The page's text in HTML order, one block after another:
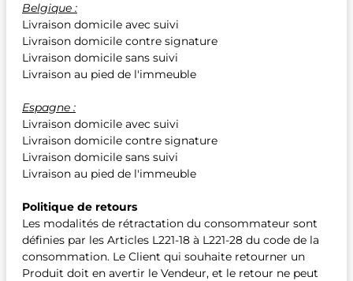
Belgique :
Livraison domicile avec suivi
Livraison domicile contre signature
Livraison domicile sans suivi
Livraison au pied de l'immeuble
Espagne :
Livraison domicile avec suivi
Livraison domicile contre signature
Livraison domicile sans suivi
Livraison au pied de l'immeuble
Politique de retours
Les modalités de rétractation du consommateur sont
définies par les Articles L221-18 à L221-28 du code de la
consommation. Le Client qui souhaite retourner un
Produit doit en avertir le Vendeur, et le retour ne peut